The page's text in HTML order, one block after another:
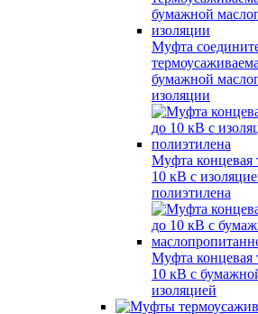
Муфта
бумажной
изоляции
Муфта концевая
10 кВ с
полиэтилена
Муфта концевая
10 кВ с
изоляцией